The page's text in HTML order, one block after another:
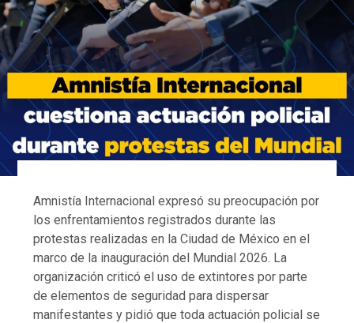
Amnistía Internacional expresó su preocupación por
los enfrentamientos registrados durante las
protestas realizadas en la Ciudad de México en el
marco de la inauguración del Mundial 2026. La
organización criticó el uso de extintores por parte
de elementos de seguridad para dispersar
manifestantes y pidió que toda actuación policial se